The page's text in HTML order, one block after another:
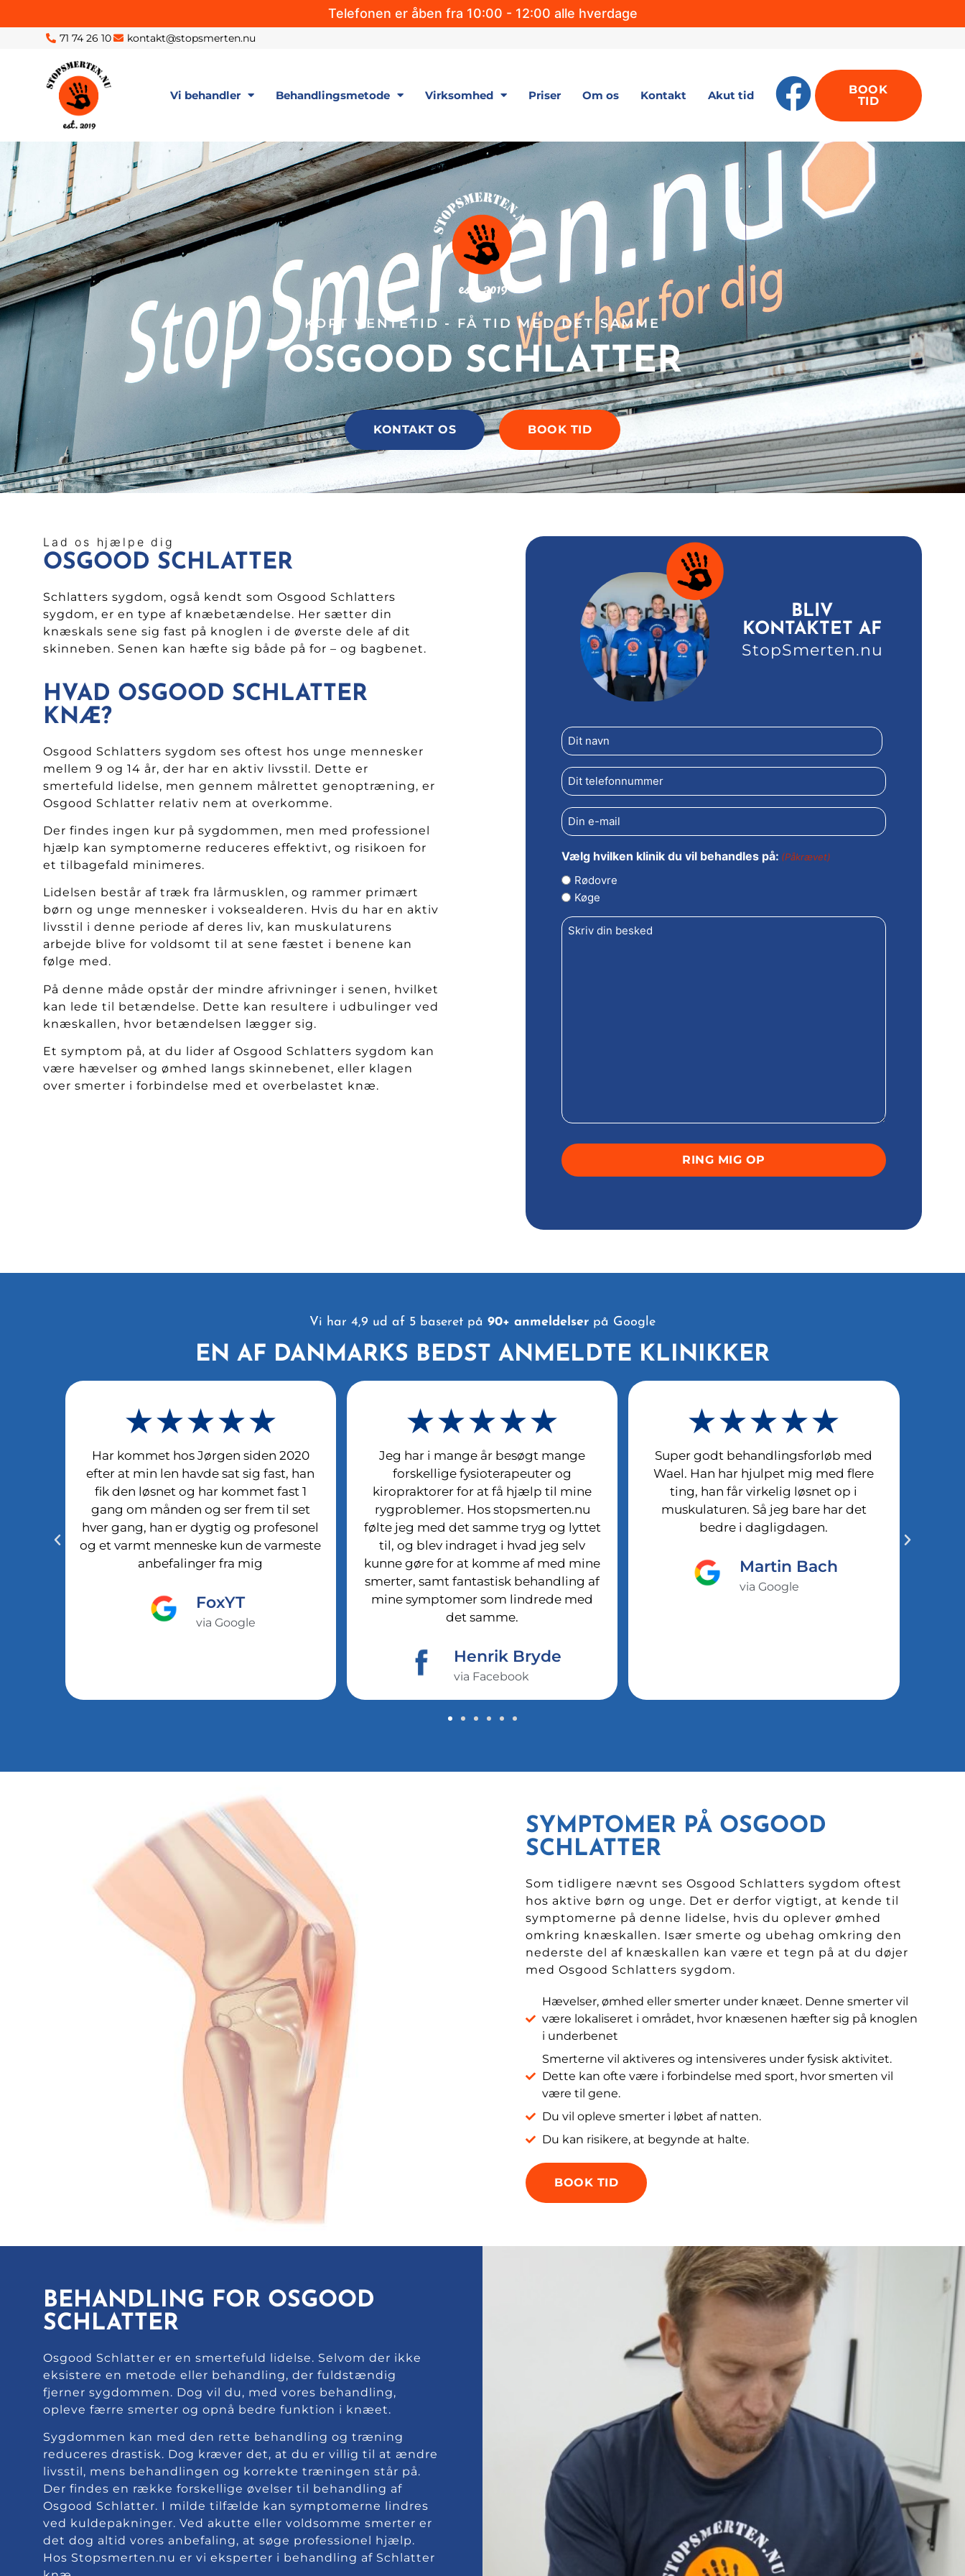
Telefonen er åben fra 10:00 - 12:00 alle hverdage
71 74 26 10 kontakt@stopsmerten.nu
Vi behandler Behandlingsmetode Virksomhed Priser Om os Kontakt Akut tid
BOOK
TID
KORT VENTETID - FÅ TID MED DET SAMME
OSGOOD SCHLATTER
KONTAKT OS BOOK TID
Lad os hjælpe dig
OSGOOD SCHLATTER
Schlatters sygdom, også kendt som Osgood Schlatters
sygdom, er en type af knæbetændelse. Her sætter din
knæskals sene sig fast på knoglen i de øverste dele af dit
skinneben. Senen kan hæfte sig både på for – og bagbenet.
HVAD OSGOOD SCHLATTER
KNÆ?
Osgood Schlatters sygdom ses oftest hos unge mennesker
mellem 9 og 14 år, der har en aktiv livsstil. Dette er
smertefuld lidelse, men gennem målrettet genoptræning, er
Osgood Schlatter relativ nem at overkomme.
Der findes ingen kur på sygdommen, men med professionel
hjælp kan symptomerne reduceres effektivt, og risikoen for
et tilbagefald minimeres.
Lidelsen består af træk fra lårmusklen, og rammer primært
børn og unge mennesker i voksealderen. Hvis du har en aktiv
livsstil i denne periode af deres liv, kan muskulaturens
arbejde blive for voldsomt til at sene fæstet i benene kan
følge med.
På denne måde opstår der mindre afrivninger i senen, hvilket
kan lede til betændelse. Dette kan resultere i udbulinger ved
knæskallen, hvor betændelsen lægger sig.
Et symptom på, at du lider af Osgood Schlatters sygdom kan
være hævelser og ømhed langs skinnebenet, eller klagen
over smerter i forbindelse med et overbelastet knæ.
BLIV
KONTAKTET AF
StopSmerten.nu
Dit
navn
(Påkrævet)
Telefon
(Påkrævet)
E-
mail
(Påkrævet)
Vælg hvilken klinik du vil behandles på: (Påkrævet)
Rødovre
Køge
Skriv
din
Vi har 4,9 ud af 5 baseret på 90+ anmeldelser på Google
EN AF DANMARKS BEDST ANMELDTE KLINIKKER
★★★★★
Har kommet hos Jørgen siden 2020
efter at min len havde sat sig fast, han
fik den løsnet og har kommet fast 1
gang om månden og ser frem til set
hver gang, han er dygtig og profesonel
og et varmt menneske kun de varmeste
anbefalinger fra mig
FoxYT
via Google
★★★★★
Jeg har i mange år besøgt mange
forskellige fysioterapeuter og
kiropraktorer for at få hjælp til mine
rygproblemer. Hos stopsmerten.nu
følte jeg med det samme tryg og lyttet
til, og blev indraget i hvad jeg selv
kunne gøre for at komme af med mine
smerter, samt fantastisk behandling af
mine symptomer som lindrede med
det samme.
Henrik Bryde
via Facebook
★★★★★
Super godt behandlingsforløb med
Wael. Han har hjulpet mig med flere
ting, han får virkelig løsnet op i
muskulaturen. Så jeg bare har det
bedre i dagligdagen.
Martin Bach
via Google
SYMPTOMER PÅ OSGOOD
SCHLATTER
Som tidligere nævnt ses Osgood Schlatters sygdom oftest
hos aktive børn og unge. Det er derfor vigtigt, at kende til
symptomerne på denne lidelse, hvis du oplever ømhed
omkring knæskallen. Især smerte og ubehag omkring den
nederste del af knæskallen kan være et tegn på at du døjer
med Osgood Schlatters sygdom.
Hævelser, ømhed eller smerter under knæet. Denne smerter vil
være lokaliseret i området, hvor knæsenen hæfter sig på knoglen
i underbenet
Smerterne vil aktiveres og intensiveres under fysisk aktivitet.
Dette kan ofte være i forbindelse med sport, hvor smerten vil
være til gene.
Du vil opleve smerter i løbet af natten.
Du kan risikere, at begynde at halte.
BOOK TID
BEHANDLING FOR OSGOOD
SCHLATTER
Osgood Schlatter er en smertefuld lidelse. Selvom der ikke
eksistere en metode eller behandling, der fuldstændig
fjerner sygdommen. Dog vil du, med vores behandling,
opleve færre smerter og opnå bedre funktion i knæet.
Sygdommen kan med den rette behandling og træning
reduceres drastisk. Dog kræver det, at du er villig til at ændre
livsstil, mens behandlingen og korrekte træningen står på.
Der findes en række forskellige øvelser til behandling af
Osgood Schlatter. I milde tilfælde kan symptomerne lindres
ved kuldepakninger. Ved akutte eller voldsomme smerter er
det dog altid vores anbefaling, at søge professionel hjælp.
Hos Stopsmerten.nu er vi eksperter i behandling af Schlatter